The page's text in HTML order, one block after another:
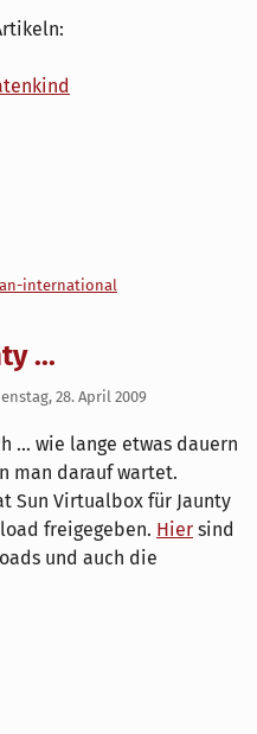
international
...
28. April 2009
... wie lange etwas dauern
man darauf wartet.
Sun Virtualbox für Jaunty
freigegeben. Hier sind
und auch die